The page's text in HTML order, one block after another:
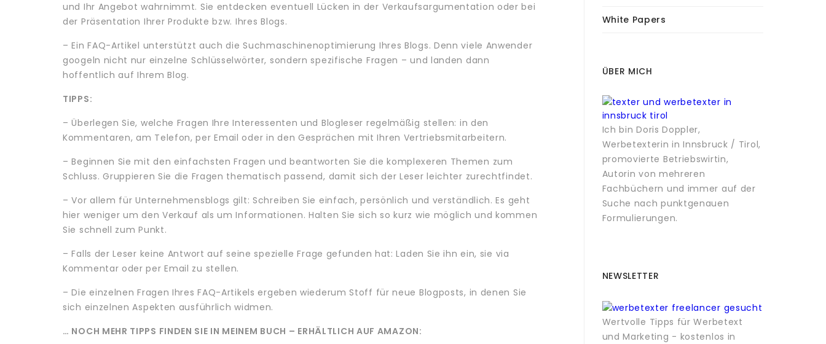
und Ihr Angebot wahrnimmt. Sie entdecken eventuell Lücken in der Verkaufsargumentation oder bei
der Präsentation Ihrer Produkte bzw. Ihres Blogs.
– Ein FAQ-Artikel unterstützt auch die Suchmaschinenoptimierung Ihres Blogs. Denn viele Anwender
googeln nicht nur einzelne Schlüsselwörter, sondern spezifische Fragen – und landen dann
hoffentlich auf Ihrem Blog.
TIPPS:
– Überlegen Sie, welche Fragen Ihre Interessenten und Blogleser regelmäßig stellen: in den
Kommentaren, am Telefon, per Email oder in den Gesprächen mit Ihren Vertriebsmitarbeitern.
– Beginnen Sie mit den einfachsten Fragen und beantworten Sie die komplexeren Themen zum
Schluss. Gruppieren Sie die Fragen thematisch passend, damit sich der Leser leichter zurechtfindet.
– Vor allem für Unternehmensblogs gilt: Schreiben Sie einfach, persönlich und verständlich. Es geht
hier weniger um den Verkauf als um Informationen. Halten Sie sich so kurz wie möglich und kommen
Sie schnell zum Punkt.
– Falls der Leser keine Antwort auf seine spezielle Frage gefunden hat: Laden Sie ihn ein, sie via
Kommentar oder per Email zu stellen.
– Die einzelnen Fragen Ihres FAQ-Artikels ergeben wiederum Stoff für neue Blogposts, in denen Sie
sich einzelnen Aspekten ausführlich widmen.
… NOCH MEHR TIPPS FINDEN SIE IN MEINEM BUCH – ERHÄLTLICH AUF AMAZON:
White Papers
ÜBER MICH
Ich bin Doris Doppler,
Werbetexterin in Innsbruck / Tirol,
promovierte Betriebswirtin,
Autorin von mehreren
Fachbüchern und immer auf der
Suche nach punktgenauen
Formulierungen.
NEWSLETTER
Wertvolle Tipps für Werbetext
und Marketing - kostenlos in